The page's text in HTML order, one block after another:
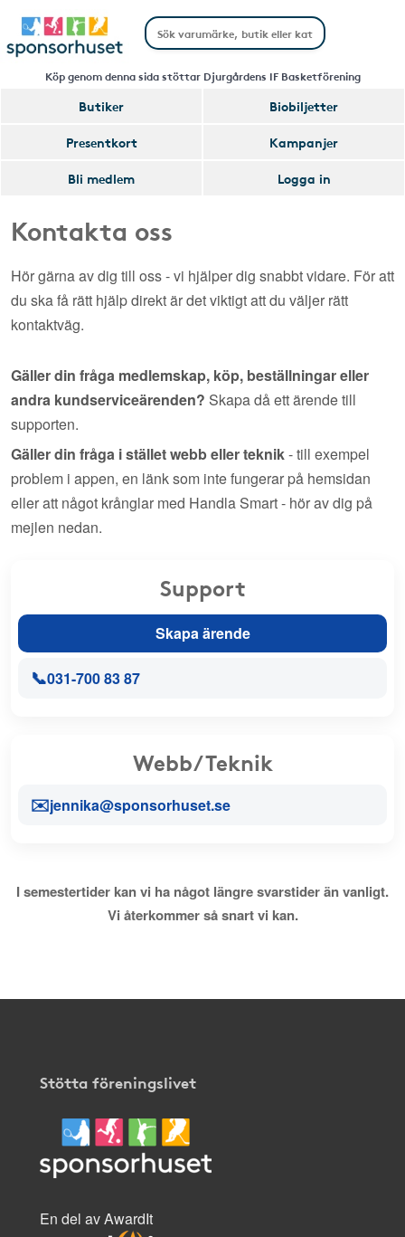
Köp genom denna sida stöttar Djurgårdens IF Basketförening
Butiker
Biobiljetter
Presentkort
Kampanjer
Bli medlem
Logga in
Kontakta oss
Hör gärna av dig till oss - vi hjälper dig snabbt vidare. För att
du ska få rätt hjälp direkt är det viktigt att du väljer rätt
kontaktväg.
Gäller din fråga medlemskap, köp, beställningar eller
andra kundserviceärenden? Skapa då ett ärende till
supporten.
Gäller din fråga i stället webb eller teknik- till exempel
problem i appen, en länk som inte fungerar på hemsidan
eller att något krånglar med Handla Smart - hör av dig på
mejlen nedan.
Support
Skapa ärende
📞031-700 83 87
Webb/Teknik
✉️jennika@sponsorhuset.se
I semestertider kan vi ha något längre svarstider än vanligt.
Vi återkommer så snart vi kan.
Stötta föreningslivet
En del av AwardIt